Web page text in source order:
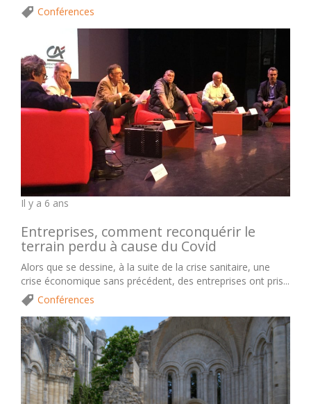
Conférences
Il y a 6 ans
Entreprises, comment reconquérir le
terrain perdu à cause du Covid
Alors que se dessine, à la suite de la crise sanitaire, une
crise économique sans précédent, des entreprises ont pris...
Conférences